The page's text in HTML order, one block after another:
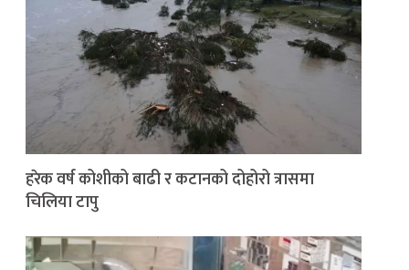
हरेक वर्ष कोशीको बाढी र कटानको दोहोरो त्रासमा
चिलिया टापु